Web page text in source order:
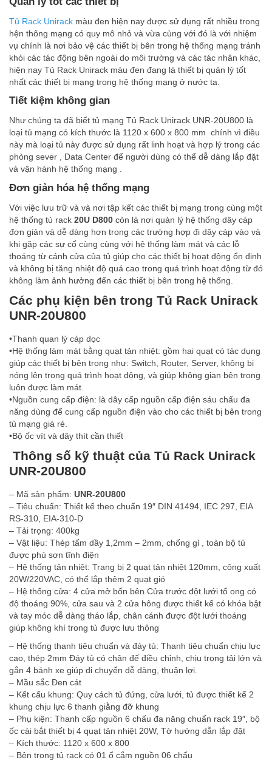
Tủ Rack Unirack màu đen hiện nay được sử dụng rất nhiều trong
hện thông mạng có quy mô nhỏ và vừa cùng với đó là với nhiệm
vụ chính là nơi bảo vệ các thiết bị bên trong hệ thống mạng tránh
khỏi các tác động bên ngoài do môi trường và các tác nhân khác,
hiện nay Tủ Rack Unirack màu đen đang là thiết bị quản lý tốt
nhất các thiết bị mạng trong hệ thống mạng ở nước ta.
Tiết kiệm không gian
Như chúng ta đã biết tủ mạng Tủ Rack Unirack UNR-20U800 là
loại tủ mạng có kích thước là 1120 x 600 x 800 mm chính vì điều
này mà loại tủ này được sử dụng rất linh hoạt và hợp lý trong các
phòng sever , Data Center để người dùng có thể dễ dàng lắp đặt
và vận hành hệ thống mạng .
Đơn giản hóa hệ thống mạng
Với việc lưu trữ và và nơi tập kết các thiết bị mạng trong cùng một
hệ thống tủ rack 20U D800 còn là nơi quản lý hệ thống dây cáp
đơn giản và dễ dàng hơn trong các trường hợp đi dây cáp vào và
khi gặp các sự cố cùng cùng với hệ thống làm mát và các lỗ
thoáng từ cánh cửa của tủ giúp cho các thiết bị hoạt động ổn định
và không bị tăng nhiệt độ quá cao trong quá trình hoạt động từ đó
không làm ảnh hưởng đến các thiết bị bên trong hệ thống.
Các phụ kiện bên trong Tủ Rack Unirack
UNR-20U800
•Thanh quan lý cáp dọc
•Hệ thống làm mát bằng quạt tản nhiệt: gồm hai quạt có tác dụng
giúp các thiết bị bên trong như: Switch, Router, Server, không bị
nóng lên trong quá trình hoạt động, và giúp không gian bên trong
luôn được làm mát.
•Nguồn cung cấp điện: là dây cấp nguồn cấp điện sáu chấu đa
năng dùng để cung cấp nguồn điện vào cho các thiết bị bên trong
tủ mạng giá rẻ.
•Bộ ốc vít và dây thít cần thiết
Thông số kỹ thuật của Tủ Rack Unirack
UNR-20U800
– Mã sản phẩm: UNR-20U800
– Tiêu chuẩn: Thiết kế theo chuẩn 19″ DIN 41494, IEC 297, EIA
RS-310, EIA-310-D
– Tải trọng: 400kg
– Vật liệu: Thép tấm dầy 1,2mm – 2mm, chống gỉ , toàn bộ tủ
được phủ sơn tĩnh điện
– Hệ thống tản nhiệt: Trang bị 2 quạt tản nhiệt 120mm, công xuất
20W/220VAC, có thể lắp thêm 2 quạt gió
– Hệ thống cửa: 4 cửa mở bốn bên Cửa trước đột lưới tổ ong có
độ thoáng 90%, cửa sau và 2 cửa hông được thiết kế có khóa bật
và tay móc dễ dàng tháo lắp, chân cánh được đột lưới thoáng
giúp không khí trong tủ được lưu thông
– Hệ thống thanh tiêu chuẩn và đáy tủ: Thanh tiêu chuẩn chịu lực
cao, thép 2mm Đáy tủ có chân đế điều chỉnh, chịu trọng tải lớn và
gắn 4 bánh xe giúp di chuyển dễ dàng, thuận lợi.
– Mầu sắc Đen cát
– Kết cấu khung: Quy cách tủ đứng, cửa lưới, tủ được thiết kế 2
khung chịu lực 6 thanh giằng đỡ khung
– Phụ kiện: Thanh cấp nguồn 6 chấu đa năng chuẩn rack 19″, bộ
ốc cài bắt thiết bị 4 quạt tản nhiệt 20W, Tờ hướng dẫn lắp đặt
– Kích thước: 1120 x 600 x 800
– Bên trong tủ rack có 01 ổ cắm nguồn 06 chấu